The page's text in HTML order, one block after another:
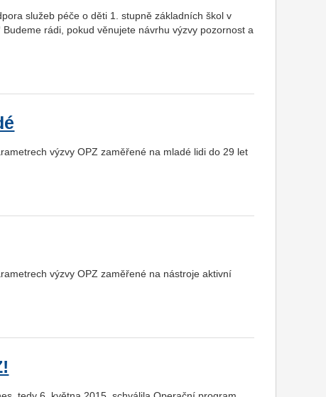
služeb péče o děti 1. stupně základních škol v
rádi, pokud věnujete návrhu výzvy pozornost a
výzvy OPZ zaměřené na mladé lidi do 29 let
výzvy OPZ zaměřené na nástroje aktivní